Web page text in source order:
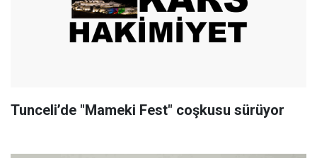
Tunceli’de "Mameki Fest" coşkusu sürüyor